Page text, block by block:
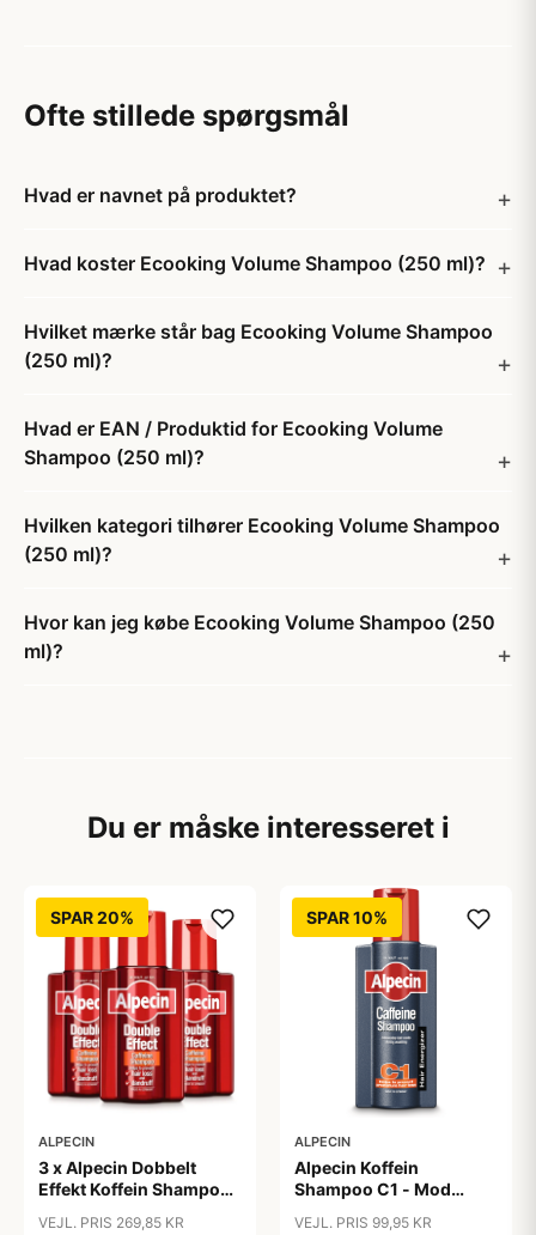
Ofte stillede spørgsmål
Hvad er navnet på produktet?
Hvad koster Ecooking Volume Shampoo (250 ml)?
Hvilket mærke står bag Ecooking Volume Shampoo
(250 ml)?
Hvad er EAN / Produktid for Ecooking Volume
Shampoo (250 ml)?
Hvilken kategori tilhører Ecooking Volume Shampoo
(250 ml)?
Hvor kan jeg købe Ecooking Volume Shampoo (250
ml)?
Du er måske interesseret i
SPAR 20%
ALPECIN
3 x Alpecin Dobbelt
Effekt Koffein Shampoo
VEJL. PRIS 269,85 KR
SPAR 10%
ALPECIN
Alpecin Koffein
Shampoo C1 - Mod
VEJL. PRIS 99,95 KR